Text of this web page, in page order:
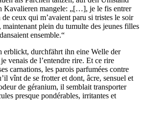
Kavalieren mangele: „[…], je le fis entrer
ceux qui m’avaient paru si tristes le soir
maintenant plein du tumulte des jeunes filles
ensemble.“
erblickt, durchfährt ihn eine Welle der
venais de l’entendre rire. Et ce rire
carnations, les parois parfumées contre
vînt de se frotter et dont, âcre, sensuel et
de géranium, il semblait transporter
presque pondérables, irritantes et